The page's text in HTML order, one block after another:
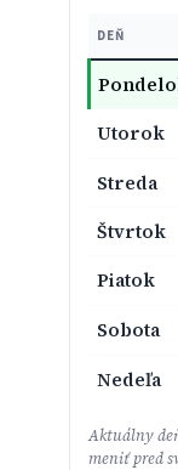
DEŇ
Utorok
Streda
Štvrtok
Piatok
Sobota
Nedeľa
Aktuálny
meniť pred